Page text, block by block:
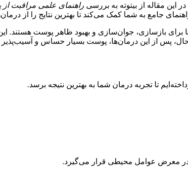
مقاله از بیتوته به بررسی راهنمای علمی مراقبت از
جامع به شما کمک می‌کند تا بهترین نتایج را از
برای بازسازی، جوان‌سازی و بهبود ظاهر پوست هستند.
پس از این درمان‌ها، پوست بسیار حساس و
تا تجربه درمان شما به بهترین نتیجه برسد.
معرض عوامل محیطی قرار می‌گیرد.